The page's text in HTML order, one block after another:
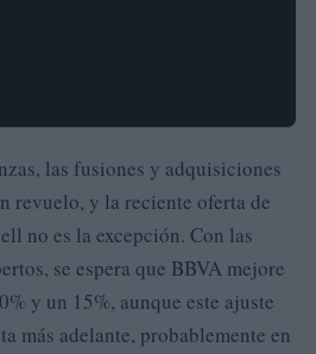
las fusiones y adquisiciones
revuelo, y la reciente oferta de
no es la excepción. Con las
se espera que BBVA mejore
y un 15%, aunque este ajuste
más adelante, probablemente en